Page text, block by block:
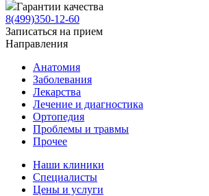
Гарантии качества
8(499)350-12-60
Записаться на прием
Направления
Анатомия
Заболевания
Лекарства
Лечение и диагностика
Ортопедия
Проблемы и травмы
Прочее
Наши клиники
Специалисты
Цены и услуги